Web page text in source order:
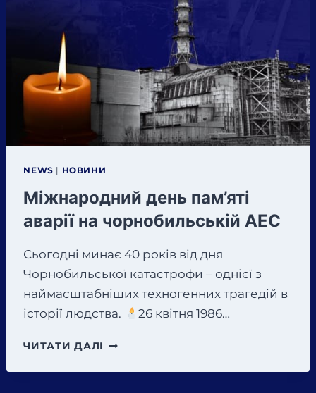
NEWS | НОВИНИ
Міжнародний день пам’яті
аварії на чорнобильській АЕС
Сьогодні минає 40 років від дня
Чорнобильської катастрофи – однієї з
наймасштабніших техногенних трагедій в
історії людства.
26 квітня 1986…
ЧИТАТИ ДАЛІ МІЖНАРОДНИЙ
ПАМ’ЯТІ